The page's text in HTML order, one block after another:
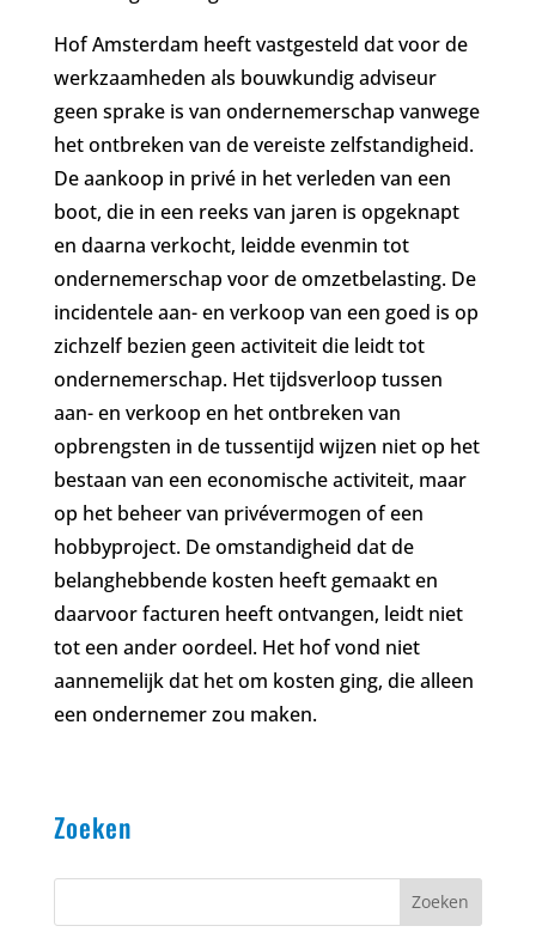
Hof Amsterdam heeft vastgesteld dat voor de
werkzaamheden als bouwkundig adviseur
geen sprake is van ondernemerschap vanwege
het ontbreken van de vereiste zelfstandigheid.
De aankoop in privé in het verleden van een
boot, die in een reeks van jaren is opgeknapt
en daarna verkocht, leidde evenmin tot
ondernemerschap voor de omzetbelasting. De
incidentele aan- en verkoop van een goed is op
zichzelf bezien geen activiteit die leidt tot
ondernemerschap. Het tijdsverloop tussen
aan- en verkoop en het ontbreken van
opbrengsten in de tussentijd wijzen niet op het
bestaan van een economische activiteit, maar
op het beheer van privévermogen of een
hobbyproject. De omstandigheid dat de
belanghebbende kosten heeft gemaakt en
daarvoor facturen heeft ontvangen, leidt niet
tot een ander oordeel. Het hof vond niet
aannemelijk dat het om kosten ging, die alleen
een ondernemer zou maken.
Zoeken
Zoeken